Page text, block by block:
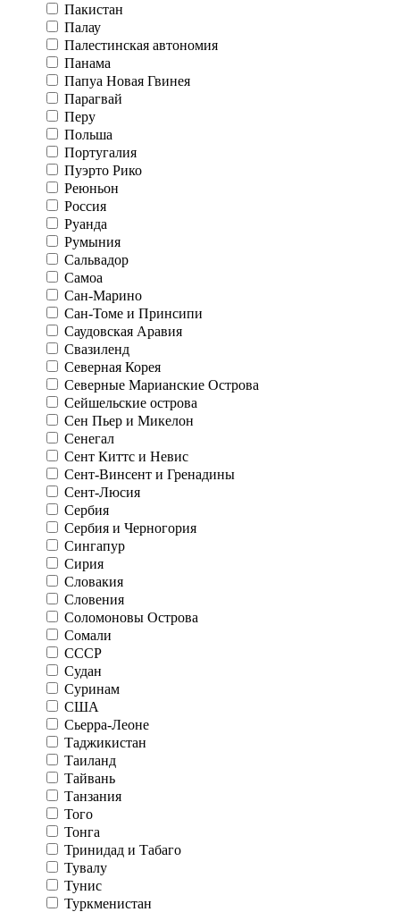
Пакистан
Палау
Палестинская автономия
Панама
Папуа Новая Гвинея
Парагвай
Перу
Польша
Португалия
Пуэрто Рико
Реюньон
Россия
Руанда
Румыния
Сальвадор
Самоа
Сан-Марино
Сан-Томе и Принсипи
Саудовская Аравия
Свазиленд
Северная Корея
Северные Марианские Острова
Сейшельские острова
Сен Пьер и Микелон
Сенегал
Сент Киттс и Невис
Сент-Винсент и Гренадины
Сент-Люсия
Сербия
Сербия и Черногория
Сингапур
Сирия
Словакия
Словения
Соломоновы Острова
Сомали
СССР
Судан
Суринам
США
Сьерра-Леоне
Таджикистан
Таиланд
Тайвань
Танзания
Того
Тонга
Тринидад и Табаго
Тувалу
Тунис
Туркменистан